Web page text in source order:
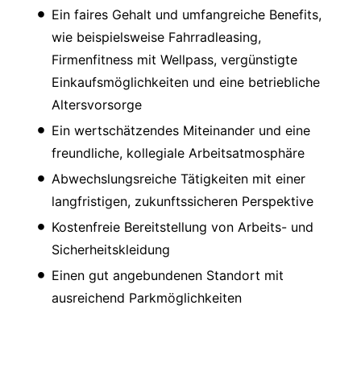
Ein faires Gehalt und umfangreiche Benefits,
wie beispielsweise Fahrradleasing,
Firmenfitness mit Wellpass, vergünstigte
Einkaufsmöglichkeiten und eine betriebliche
Altersvorsorge
Ein wertschätzendes Miteinander und eine
freundliche, kollegiale Arbeitsatmosphäre
Abwechslungsreiche Tätigkeiten mit einer
langfristigen, zukunftssicheren Perspektive
Kostenfreie Bereitstellung von Arbeits- und
Sicherheitskleidung
Einen gut angebundenen Standort mit
ausreichend Parkmöglichkeiten